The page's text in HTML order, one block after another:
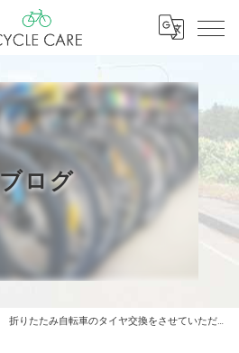
ブログ
折りたたみ自転車のタイヤ交換をさせていただきました！【京都 自転車 サイクルケア】